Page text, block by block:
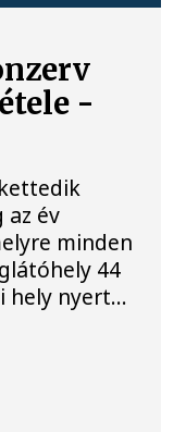
-
év
minden
44
hely nyert...